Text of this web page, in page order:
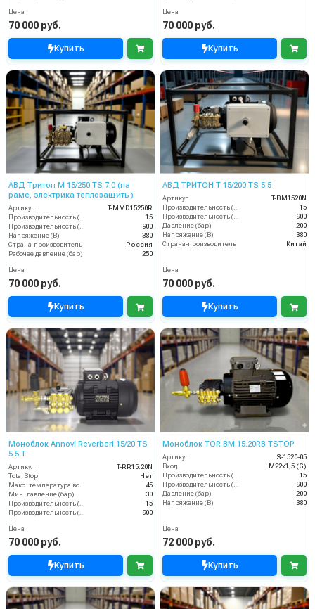
Цена
70 000 руб.
Купить
Цена
70 000 руб.
Купить
АВД Тритон M 15/250 TS 7.0 (на
раме, электрика теплозащиты)
Артикул
T-MMD15250R
Производительность (л/мин)
15
Производительность (л/ч)
900
Напряжение (В)
380
Страна-производитель
Россия
Рабочее давление (бар)
250
Цена
70 000 руб.
Купить
АВД ТРИТОН T 15/200 TS 5.5
Артикул
T-BM1520N
Производительность (л/мин)
15
Производительность (л/ч)
900
Давление (бар)
200
Напряжение (В)
380
Страна-производитель
Китай
Цена
70 000 руб.
Купить
Моноблок Annovi Reverberi 15/20 TS
5.5 T
Артикул
T-RR15.20N
Total Stop
Нет
45
Мин. давление (бар)
30
15
900
Цена
70 000 руб.
Купить
Моноблок TOR BM 15.20RB TSTOP
Артикул
S-1520-05
Вход
M22х1,5 (G)
15
900
Давление (бар)
200
Напряжение (В)
380
Цена
72 000 руб.
Купить